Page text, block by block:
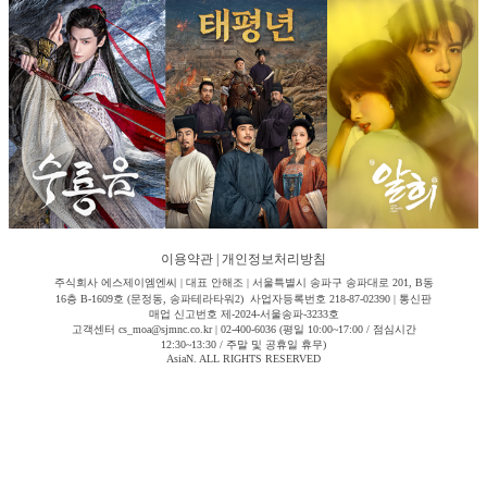
이용약관 개인정보처리방침
주식회사 에스제이엠엔씨 | 대표 안해조 | 서울특별시 송파구 송파대로 201, B동
16층 B-1609호 (문정동, 송파테라타워2) 사업자등록번호 218-87-02390 | 통신판
매업 신고번호 제-2024-서울송파-3233호
고객센터 cs_moa@sjmnc.co.kr | 02-400-6036 (평일 10:00~17:00 / 점심시간
12:30~13:30 / 주말 및 공휴일 휴무)
AsiaN. ALL RIGHTS RESERVED